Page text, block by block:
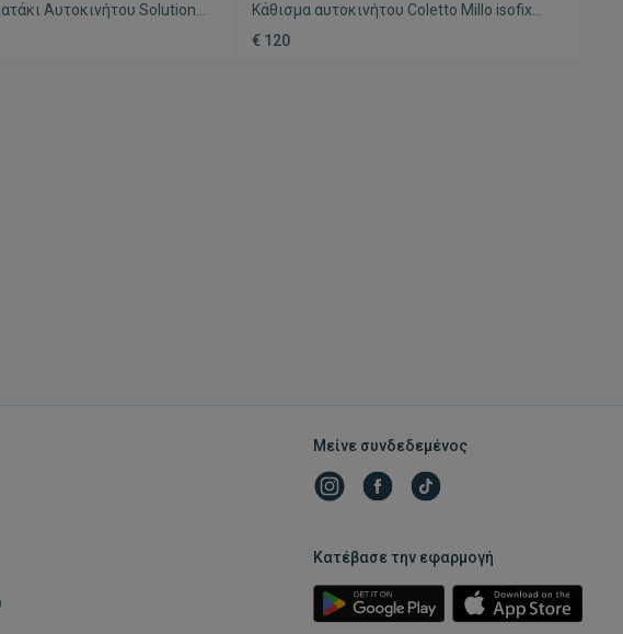
Αυτοκινήτου Solution
15-36 kg με Isofix
Κάθισμα αυτοκινήτου Coletto Millo isofix
περιστρεφόμενο 0-18kg μεταχειρισμένο
€ 120
Μείνε συνδεδεμένος
Κατέβασε την εφαρμογή